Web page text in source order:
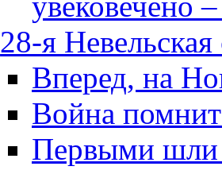
28-я Невельская
Вперед, на
Война
Первыми шли